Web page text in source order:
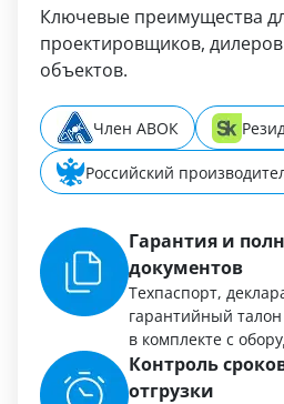
Ключевые преимущества
проектировщиков,
объектов.
Член АВОК
Российский
Гарантия и
документов
Техпаспорт,
гарантийный
в комплекте с
Контроль
отгрузки